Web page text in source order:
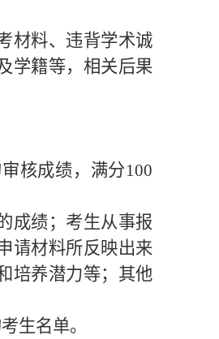
材料、违背学术诚
学籍等，相关后果
核成绩，满分100
成绩；考生从事报
请材料所反映出来
培养潜力等；其他
生名单。